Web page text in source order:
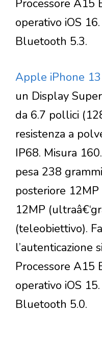
Processore A15
operativo iOS
Bluetooth 5.3.
Apple iPhone
un Display
da 6.7 pollici
resistenza a
IP68. Misura
pesa 238
posteriore
12MP
(teleobiettivo).
l’autenticazione
Processore A15
operativo iOS
Bluetooth 5.0.